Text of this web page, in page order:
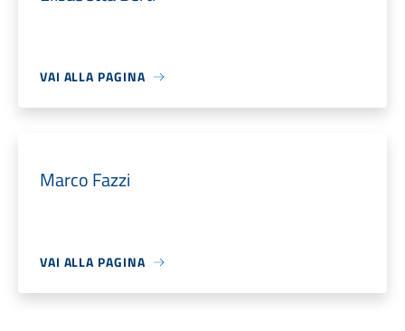
VAI ALLA PAGINA
Marco Fazzi
VAI ALLA PAGINA